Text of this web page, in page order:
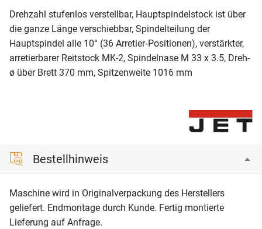
Drehzahl stufenlos verstellbar, Hauptspindelstock ist über
die ganze Länge verschiebbar, Spindelteilung der
Hauptspindel alle 10° (36 Arretier‐Positionen), verstärkter,
arretierbarer Reitstock MK-2, Spindelnase M 33 x 3.5, Dreh-
ø über Brett 370 mm, Spitzenweite 1016 mm
Bestellhinweis
Maschine wird in Originalverpackung des Herstellers
geliefert. Endmontage durch Kunde. Fertig montierte
Lieferung auf Anfrage.